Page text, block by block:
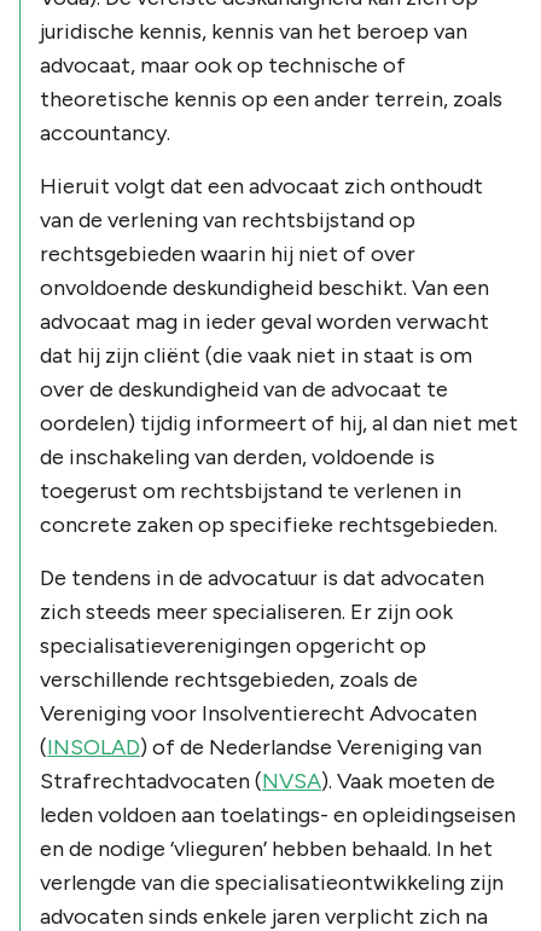
juridische kennis, kennis van het beroep van
advocaat, maar ook op technische of
theoretische kennis op een ander terrein, zoals
accountancy.
Hieruit volgt dat een advocaat zich onthoudt
van de verlening van rechtsbijstand op
rechtsgebieden waarin hij niet of over
onvoldoende deskundigheid beschikt. Van een
advocaat mag in ieder geval worden verwacht
dat hij zijn cliënt (die vaak niet in staat is om
over de deskundigheid van de advocaat te
oordelen) tijdig informeert of hij, al dan niet met
de inschakeling van derden, voldoende is
toegerust om rechtsbijstand te verlenen in
concrete zaken op specifieke rechtsgebieden.
De tendens in de advocatuur is dat advocaten
zich steeds meer specialiseren. Er zijn ook
specialisatieverenigingen opgericht op
verschillende rechtsgebieden, zoals de
Vereniging voor Insolventierecht Advocaten
(INSOLAD) of de Nederlandse Vereniging van
Strafrechtadvocaten (NVSA). Vaak moeten de
leden voldoen aan toelatings- en opleidingseisen
en de nodige ‘vlieguren’ hebben behaald. In het
verlengde van die specialisatieontwikkeling zijn
advocaten sinds enkele jaren verplicht zich na